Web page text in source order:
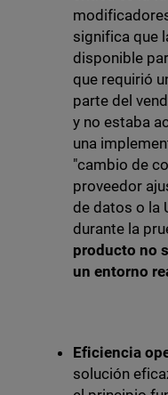
significa que
disponible
que requirió
parte del
y no estaba
una
"cambio de
proveedor
de datos o la
durante la
producto no
un entorno
Eficiencia
solución